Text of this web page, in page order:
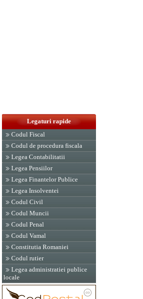
Legaturi rapide
Codul Fiscal
Codul de procedura fiscala
Legea Contabilitatii
Legea Pensiilor
Legea Finantelor Publice
Legea Insolventei
Codul Civil
Codul Muncii
Codul Penal
Codul Vamal
Constitutia Romaniei
Codul rutier
Legea administratiei publice
locale